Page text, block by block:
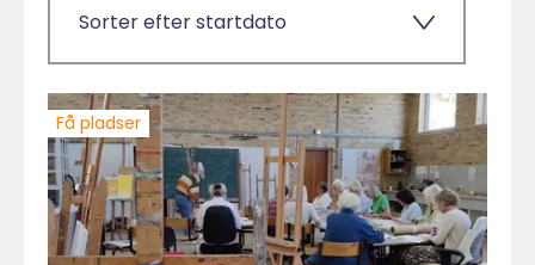
Sorter efter startdato
Få pladser